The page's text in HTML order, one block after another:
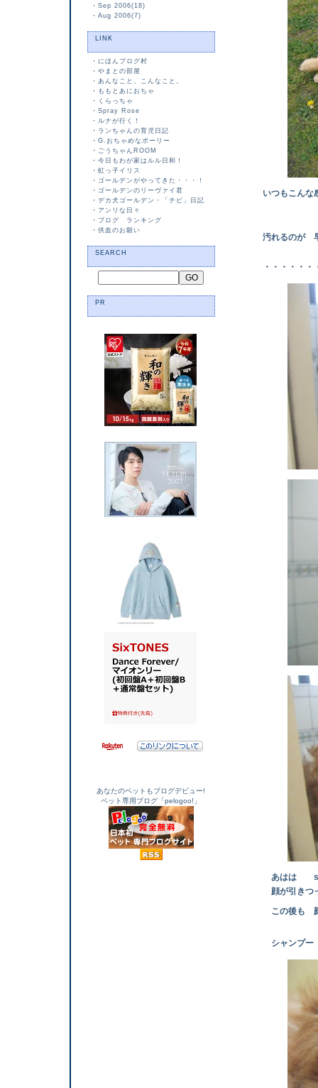
・ Sep 2006(18)
・ Aug 2006(7)
LINK
・ にほんブログ村
・ やまとの部屋
・ あんなこと。こんなこと。
・ ももとあにおちゃ
・ くらっちゃ
・ Spray Rose
・ ルナが行く！
・ ランちゃんの育児日記
・ G.おちゃめなポーリー
・ ごうちゃんROOM
・ 今日もわが家はルル日和！
・ 虹っ子イリス
・ ゴールデンがやってきた・・・！
・ ゴールデンのリーヴァイ君
・ デカ犬ゴールデン・「チビ」日記
・ アンリな日々
・ ブログ ランキング
・ 供血のお願い
SEARCH
PR
あなたのペットもブログデビュー!
ペット専用ブログ「pelogoo!」
いつもこんな感
汚れるのが
・・・・・・
あはは soran
顔が引きつっ
この後も 顔を
シャンプー 終